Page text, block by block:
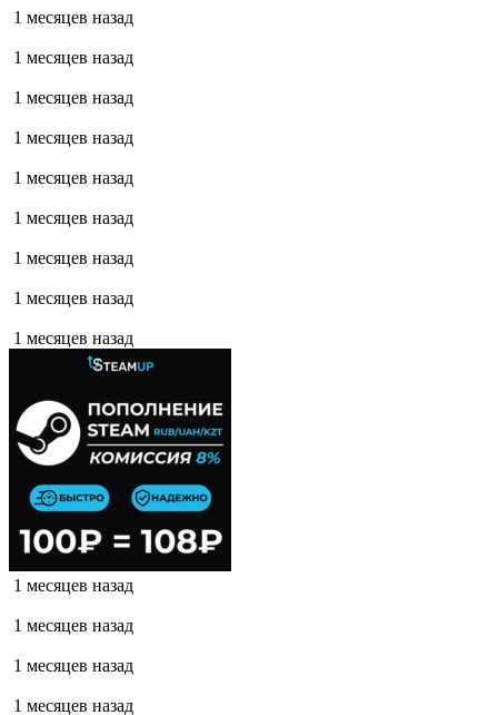
1 месяцев назад
1 месяцев назад
1 месяцев назад
1 месяцев назад
1 месяцев назад
1 месяцев назад
1 месяцев назад
1 месяцев назад
1 месяцев назад
1 месяцев назад
1 месяцев назад
1 месяцев назад
1 месяцев назад